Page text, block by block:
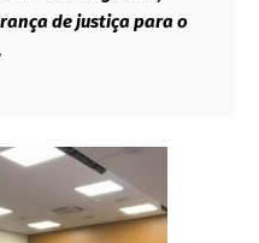
de justiça para o